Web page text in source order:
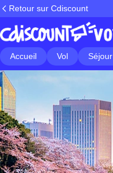
Retour sur Cdiscount
Accueil Vol Séjour